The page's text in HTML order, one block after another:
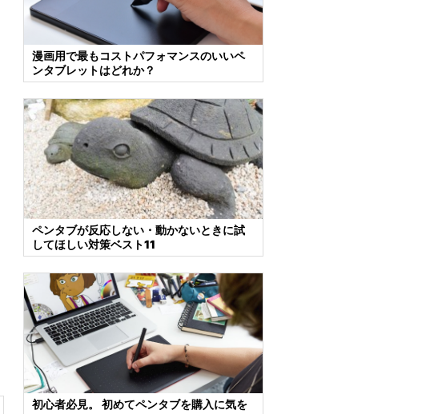
漫画用で最もコストパフォマンスのいいペ
ンタブレットはどれか？
ペンタブが反応しない・動かないときに試
してほしい対策ベスト11
初心者必見。 初めてペンタブを購入に気を